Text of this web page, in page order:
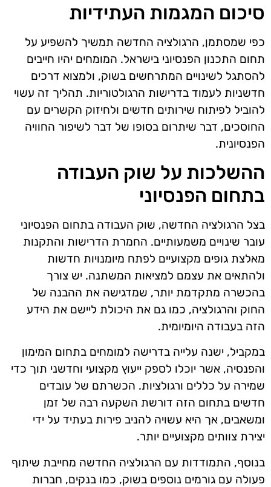
סיכום המגמות העתידיות
כפי שמסתמן, הרגולציה החדשה תמשיך להשפיע על
תחום התכנון הפנסיוני בישראל. המומחים יהיו חייבים
להסתגל לשינויים המתרחשים בשוק, ולמצוא דרכים
חדשניות לעמוד בדרישות הרגולטוריות. תהליך זה עשוי
להוביל לפיתוח שירותים חדשים ולחיזוק הקשרים עם
החוסכים, דבר שיתרום בסופו של דבר לשיפור החוויה
הפנסיונית.
ההשלכות על שוק העבודה
בתחום הפנסיוני
בצל הרגולציה החדשה, שוק העבודה בתחום הפנסיוני
עובר שינויים משמעותיים. החמרת הדרישות והתקנות
מאלצת גופים מקצועיים לפתח מיומנויות חדשות
ולהתאים את עצמם למציאות המשתנה. יש צורך
בהכשרה מתקדמת יותר, שמדגישה את ההבנה של
החוק והרגולציה, כמו גם את היכולת ליישם את הידע
הזה בעבודה היומיומית.
במקביל, ישנה עלייה בדרישה למומחים בתחום המימון
והפנסיה, אשר יוכלו לספק ייעוץ מקצועי וחדשני תוך כדי
שמירה על כללים ורגולציות. הכשרתם של עובדים
חדשים בתחום הזה דורשת השקעה רבה של זמן
ומשאבים, אך היא עשויה להניב פירות בעתיד על ידי
יצירת צוותים מקצועיים יותר.
בנוסף, התמודדות עם הרגולציה החדשה מחייבת שיתוף
פעולה עם גורמים נוספים בשוק, כמו בנקים, חברות